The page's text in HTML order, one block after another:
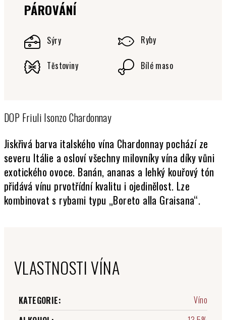
PÁROVÁNÍ
Sýry Ryby
Těstoviny Bílé maso
DOP Friuli Isonzo Chardonnay
Jiskřivá barva italského vína Chardonnay pochází ze
severu Itálie a osloví všechny milovníky vína díky vůni
exotického ovoce. Banán, ananas a lehký kouřový tón
přidává vínu prvotřídní kvalitu i ojedinělost. Lze
kombinovat s rybami typu „Boreto alla Graisana“.
VLASTNOSTI VÍNA
KATEGORIE:
Víno